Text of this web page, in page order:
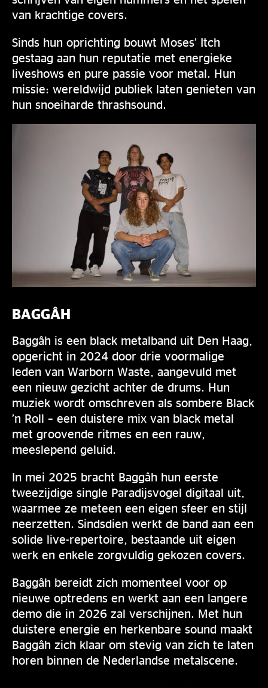
van krachtige covers.
Sinds hun oprichting bouwt Moses’ Itch
gestaag aan hun reputatie met energieke
liveshows en pure passie voor metal. Hun
missie: wereldwijd publiek laten genieten van
hun snoeiharde thrashsound.
BAGGÂH
Baggâh is een black metalband uit Den Haag,
opgericht in 2024 door drie voormalige
leden van Warborn Waste, aangevuld met
een nieuw gezicht achter de drums. Hun
muziek wordt omschreven als sombere Black
’n Roll – een duistere mix van black metal
met groovende ritmes en een rauw,
meeslepend geluid.
In mei 2025 bracht Baggâh hun eerste
tweezijdige single Paradijsvogel digitaal uit,
waarmee ze meteen een eigen sfeer en stijl
neerzetten. Sindsdien werkt de band aan een
solide live-repertoire, bestaande uit eigen
werk en enkele zorgvuldig gekozen covers.
Baggâh bereidt zich momenteel voor op
nieuwe optredens en werkt aan een langere
demo die in 2026 zal verschijnen. Met hun
duistere energie en herkenbare sound maakt
Baggâh zich klaar om stevig van zich te laten
horen binnen de Nederlandse metalscene.